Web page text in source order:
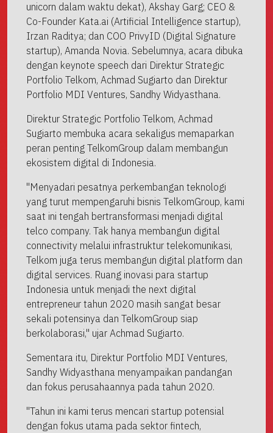
unicorn dalam waktu dekat), Akshay Garg; CEO &
Co-Founder Kata.ai (Artificial Intelligence startup),
Irzan Raditya; dan COO PrivyID (Digital Signature
startup), Amanda Novia. Sebelumnya, acara dibuka
dengan keynote speech dari Direktur Strategic
Portfolio Telkom, Achmad Sugiarto dan Direktur
Portfolio MDI Ventures, Sandhy Widyasthana.
Direktur Strategic Portfolio Telkom, Achmad
Sugiarto membuka acara sekaligus memaparkan
peran penting TelkomGroup dalam membangun
ekosistem digital di Indonesia.
"Menyadari pesatnya perkembangan teknologi
yang turut mempengaruhi bisnis TelkomGroup, kami
saat ini tengah bertransformasi menjadi digital
telco company. Tak hanya membangun digital
connectivity melalui infrastruktur telekomunikasi,
Telkom juga terus membangun digital platform dan
digital services. Ruang inovasi para startup
Indonesia untuk menjadi the next digital
entrepreneur tahun 2020 masih sangat besar
sekali potensinya dan TelkomGroup siap
berkolaborasi," ujar Achmad Sugiarto.
Sementara itu, Direktur Portfolio MDI Ventures,
Sandhy Widyasthana menyampaikan pandangan
dan fokus perusahaannya pada tahun 2020.
"Tahun ini kami terus mencari startup potensial
dengan fokus utama pada sektor fintech,